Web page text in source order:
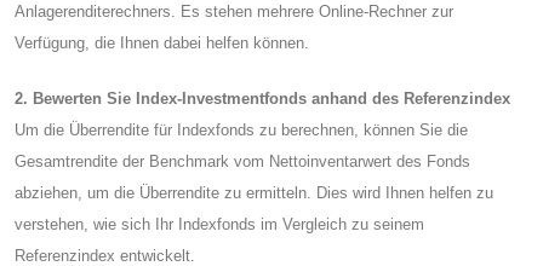
Anlagerenditerechners. Es stehen mehrere Online-Rechner zur
Verfügung, die Ihnen dabei helfen können.
2. Bewerten Sie Index-Investmentfonds anhand des Referenzindex
Um die Überrendite für Indexfonds zu berechnen, können Sie die
Gesamtrendite der Benchmark vom Nettoinventarwert des Fonds
abziehen, um die Überrendite zu ermitteln. Dies wird Ihnen helfen zu
verstehen, wie sich Ihr Indexfonds im Vergleich zu seinem
Referenzindex entwickelt.